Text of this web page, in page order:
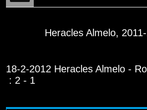
Heracles Almelo,
18-2-2012 Heracles Almelo -
: 2 - 1